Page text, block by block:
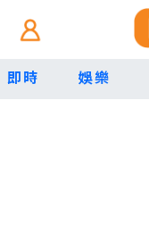
即時 娛樂